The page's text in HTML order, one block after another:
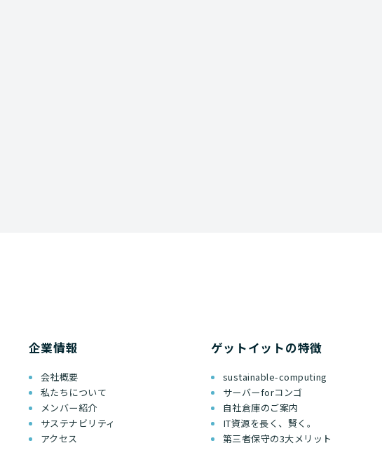
企業情報
会社概要
私たちについて
メンバー紹介
サステナビリティ
アクセス
ゲットイットの特徴
sustainable-computing
サーバーforコンゴ
自社倉庫のご案内
IT資源を長く、賢く。
第三者保守の3大メリット